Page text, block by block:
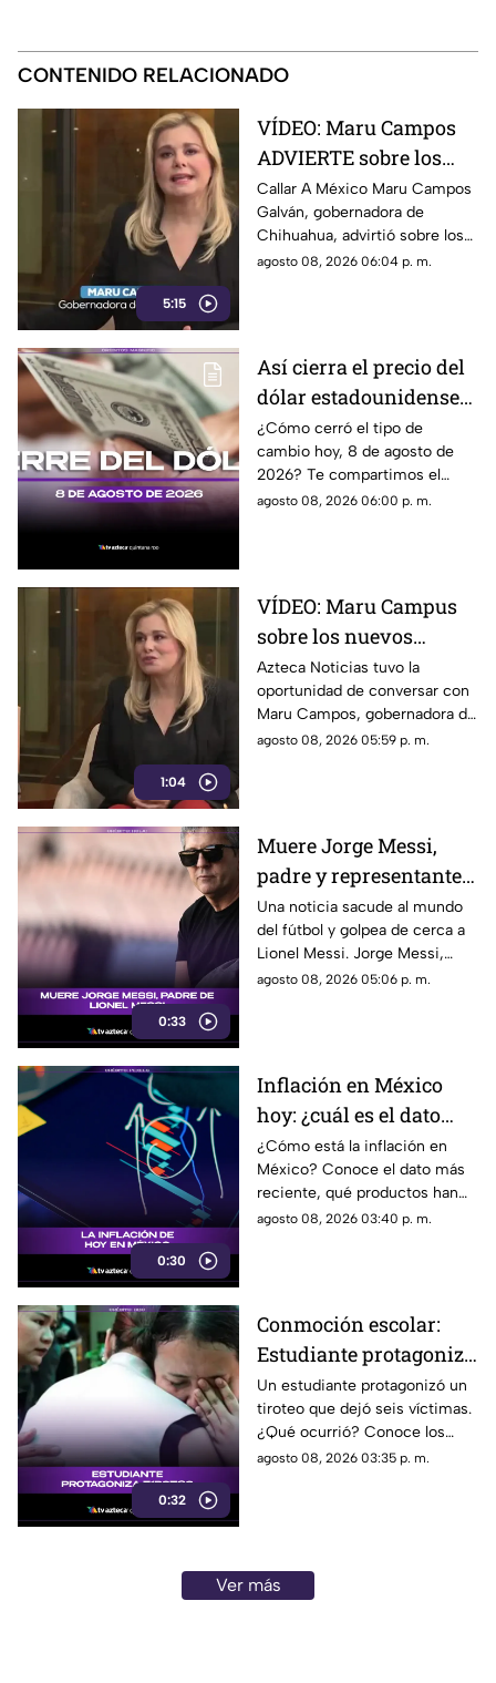
CONTENIDO RELACIONADO
5:15
VÍDEO: Maru Campos
ADVIERTE sobre los
RIESGOS de los nuevos
lineamientos
propuestos por el
Gobierno
Callar A México Maru Campos
Galván, gobernadora de
Chihuahua, advirtió sobre los
riesgos que podrían
disposiciones podrían
utilizarse para sancionar a
medios y periodistas críticos,
además de abrir la puerta a
que el poder determine qué
contenidos son información,
opinión o motivo de sanción.
agosto 08, 2026 06:04 p. m.
Así cierra el precio del
dólar estadounidense
HOY, sábado 8 de
agosto de 2026, en
Cancún
¿Cómo cerró el tipo de
cambio hoy, 8 de agosto de
2026? Te compartimos el
precio del dólar al cierre de
agosto 08, 2026 06:00 p. m.
1:04
VÍDEO: Maru Campus
sobre los nuevos
lineamientos y señala
que son un riesgo para
la libertad de expresión
Azteca Noticias tuvo la
oportunidad de conversar con
Maru Campos, gobernadora de
Chihuahua, quien habló sobre
convertirse en una forma de
censura impulsada desde el
Gobierno Federal.
agosto 08, 2026 05:59 p. m.
0:33
Muere Jorge Messi,
padre y representante
de Lionel Messi
Una noticia sacude al mundo
del fútbol y golpea de cerca a
Lionel Messi. Jorge Messi,
padre y representante del astro
agosto 08, 2026 05:06 p. m.
0:30
Inflación en México
hoy: ¿cuál es el dato
actual?
¿Cómo está la inflación en
México? Conoce el dato más
reciente, qué productos han
subido de precio y cómo
agosto 08, 2026 03:40 p. m.
0:32
Conmoción escolar:
Estudiante protagoniza
t1r0t30 con seis
víctimas
Un estudiante protagonizó un
tiroteo que dejó seis víctimas.
¿Qué ocurrió? Conoce los
detalles de esta tragedia.
agosto 08, 2026 03:35 p. m.
Ver más